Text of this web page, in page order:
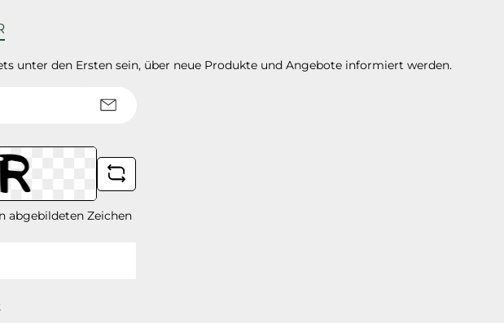
unter den Ersten sein, über neue Produkte und Angebote informiert werden.
abgebildeten Zeichen